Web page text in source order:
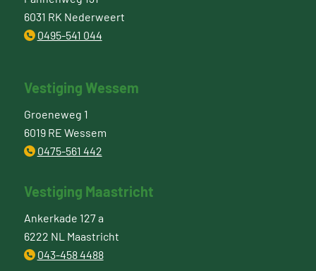
6031 RK Nederweert
0495-541 044
Vestiging Wessem
Groeneweg 1
6019 RE Wessem
0475-561 442
Vestiging Maastricht
Ankerkade 127 a
6222 NL Maastricht
043-458 4488